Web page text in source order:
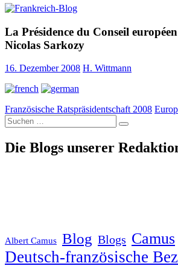
La Présidence du Conseil
Nicolas Sarkozy
16. Dezember 2008 H. Wittmann
Französische Ratspräsidentschaft 2008
Suche
nach:
Die Blogs unserer
Albert Camus Blog Blogs Camus
Deutsch-französische